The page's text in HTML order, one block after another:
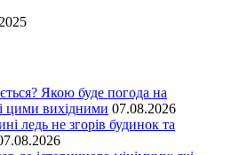
Якою буде погода на
цими вихідними 07.08.2026
ледь не згорів будинок та